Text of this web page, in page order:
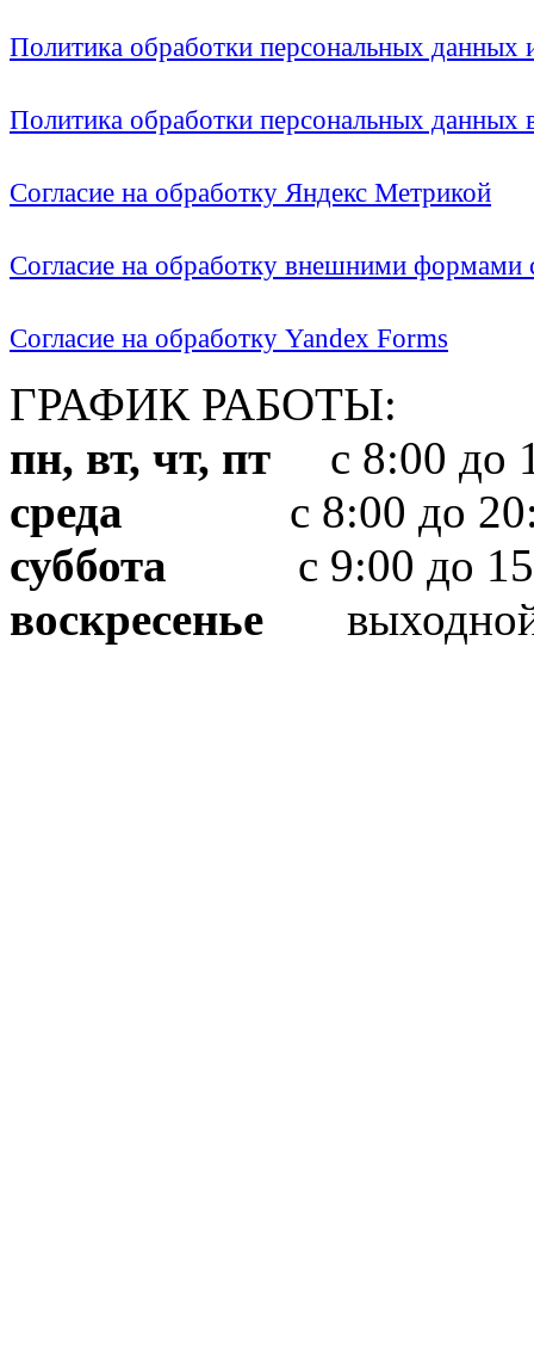
Политика обработки персональных
Политика обработки персональных
Согласие на обработку Яндекс Метрикой
Согласие на обработку внешними формами
Согласие на обработку Yandex Forms
ГРАФИК РАБОТЫ:
пн, вт, чт, пт с 8:00 до
среда с 8:00 до
суббота с 9:00 до
воскресенье